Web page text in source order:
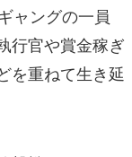
ャングの一員
行官や賞金稼ぎ
を重ねて生き延